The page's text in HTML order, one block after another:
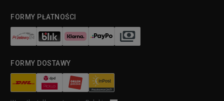
FORMY PŁATNOŚCI
FORMY DOSTAWY